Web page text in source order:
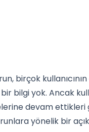
birçok
bilgi yok. Ancak
devam ettikleri
yönelik bir